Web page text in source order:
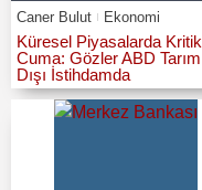
Caner Bulut Ekonomi
Küresel Piyasalarda Kritik
Cuma: Gözler ABD Tarım
Dışı İstihdamda